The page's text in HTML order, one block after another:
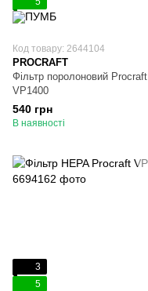
Код товару: 2644104
PROCRAFT
Фільтр поролоновий Procraft
VP1400
540 грн
В наявності
3
5